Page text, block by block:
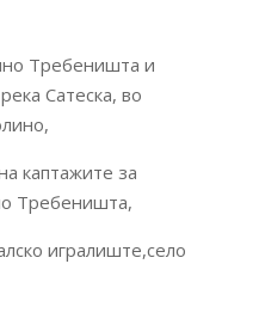
Требеништа и
Сатеска, во
каптажите за
Требеништа,
игралиште,село